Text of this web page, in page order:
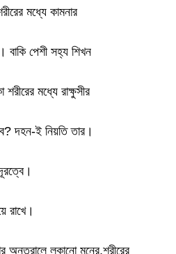
মধ্যে কামনার
বাকি পেশী সহ্য শিখন
মধ্যে রাক্ষুসীর
দহন-ই নিয়তি তার।
রাখে।
অন্তরালে লুকানো মনের,শরীরের